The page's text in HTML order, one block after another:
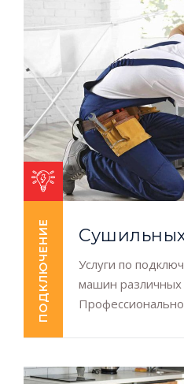
ПОДКЛЮЧЕНИЕ
Услуги по
машин различных